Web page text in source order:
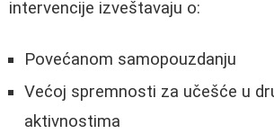
intervencije izveštavaju o:
Povećanom samopouzdanju
Većoj spremnosti za učešće u
aktivnostima